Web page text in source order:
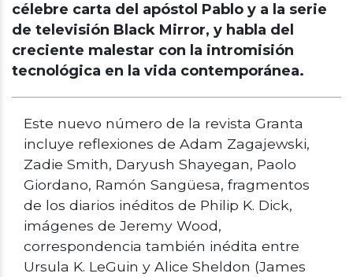
célebre carta del apóstol Pablo y a la serie
de televisión Black Mirror, y habla del
creciente malestar con la intromisión
tecnológica en la vida contemporánea.
Este nuevo número de la revista Granta
incluye reflexiones de Adam Zagajewski,
Zadie Smith, Daryush Shayegan, Paolo
Giordano, Ramón Sangüesa, fragmentos
de los diarios inéditos de Philip K. Dick,
imágenes de Jeremy Wood,
correspondencia también inédita entre
Ursula K. LeGuin y Alice Sheldon (James